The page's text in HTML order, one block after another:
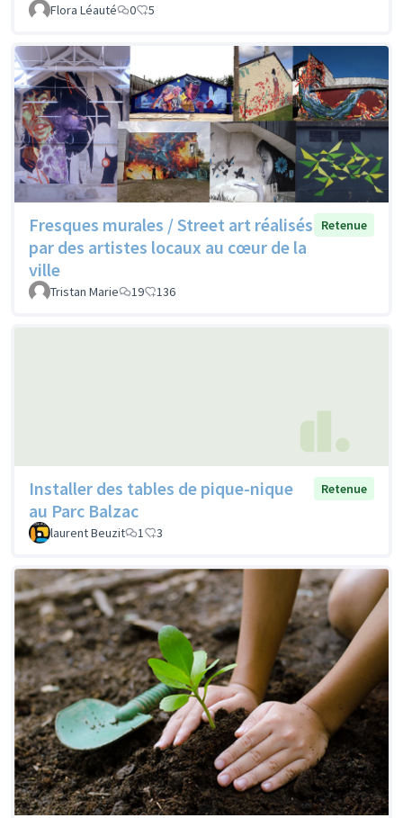
Flora Léauté 0 5
Fresques murales / Street art réalisés
par des artistes locaux au cœur de la
ville
Retenue
Tristan Marie 19 136
Installer des tables de pique-nique
au Parc Balzac
Retenue
laurent Beuzit 1 3